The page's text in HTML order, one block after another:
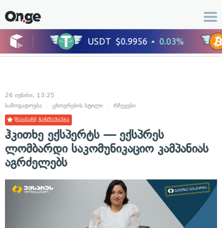
26 ივნისი, 13:25
საზოგადოება
ცხოვრების სტილი რჩევები
ფასიანი განთავსება
ჰკითხე ექსპერტს — ექსპრეს
ლომბარდი საკომუნიკაციო კამპანიას
აგრძელებს